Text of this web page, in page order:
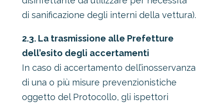
di sanificazione degli interni della vettura).
2.3. La trasmissione alle Prefetture
dell’esito degli accertamenti
In caso di accertamento dell’inosservanza
di una o più misure prevenzionistiche
oggetto del Protocollo, gli ispettori